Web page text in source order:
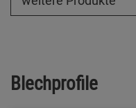
Blechprofile